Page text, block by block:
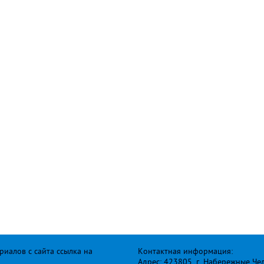
с сайта ссылка на
Контактная информация:
Адрес: 423805, г. Набережные